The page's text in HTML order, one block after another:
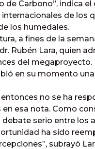
de Carbono”, indica
de los
los humedales.
a fines de la
Rubén Lara, quien
del megaproyecto.
en su momento
no se ha
esa nota. Como
serio entre los
ha sido
subrayó